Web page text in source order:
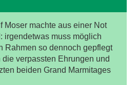
Moser machte aus einer Not
irgendetwas muss möglich
Rahmen so dennoch gepflegt
verpassten Ehrungen und
beiden Grand Marmitages